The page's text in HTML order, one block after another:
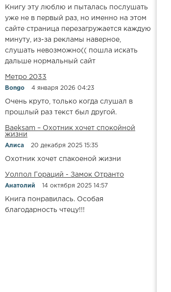
Книгу эту люблю и пыталась послушать
уже не в первый раз, но именно на этом
сайте страница перезагружается каждую
минуту, из-за рекламы наверное,
слушать невозможно(( пошла искать
дальше нормальный сайт
Метро 2033
Bongo 4 января 2026 04:23
Очень круто, только когда слушал в
прошлый раз текст был другой.
Baeksam – Охотник хочет спокойной
жизни
Алиса 20 декабря 2025 15:35
Охотник хочет спакоеной жизни
Уолпол Гораций - Замок Отранто
Анатолий 14 октября 2025 14:57
Книга понравилась. Особая
благодарность чтецу!!!